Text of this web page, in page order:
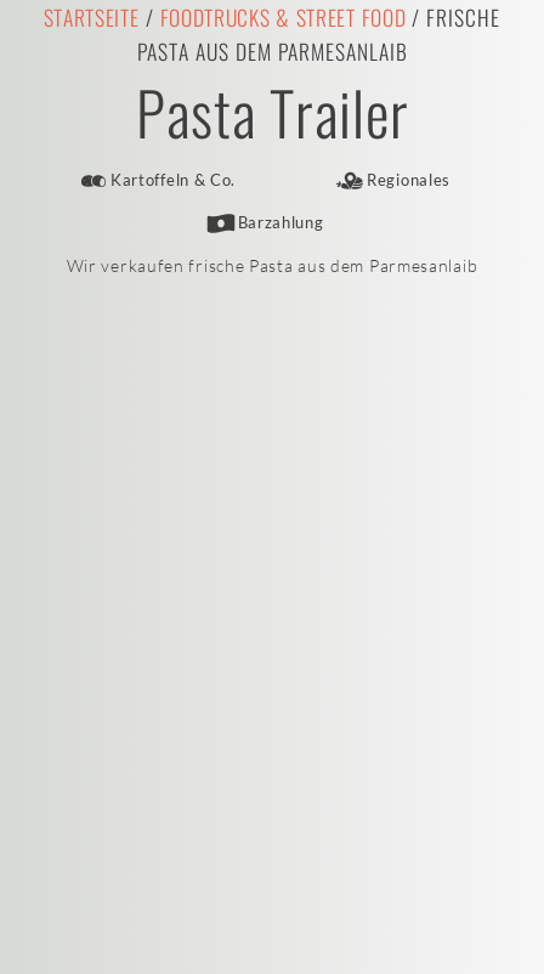
STARTSEITE / FOODTRUCKS & STREET FOOD/ FRISCHE
PASTA AUS DEM PARMESANLAIB
Pasta Trailer
Kartoffeln & Co. Regionales
Barzahlung
Wir verkaufen frische Pasta aus dem Parmesanlaib